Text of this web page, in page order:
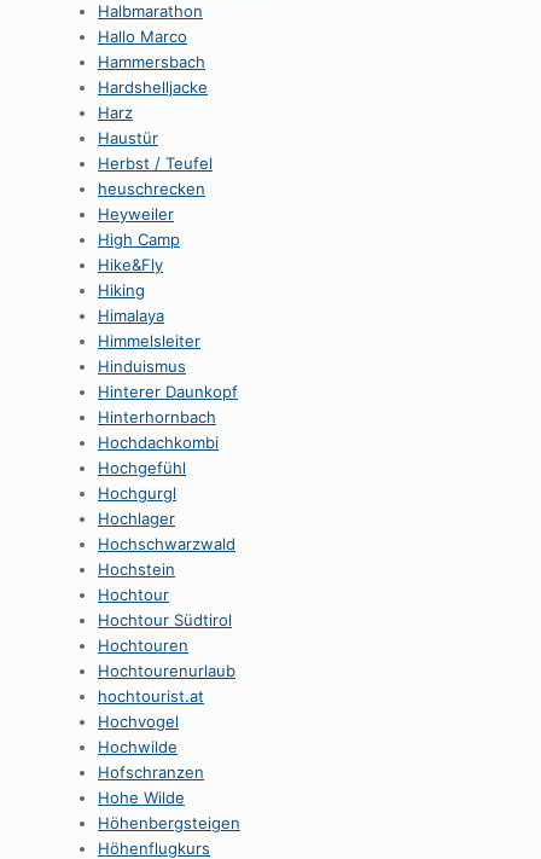
Halbmarathon
Hallo Marco
Hammersbach
Hardshelljacke
Harz
Haustür
Herbst / Teufel
heuschrecken
Heyweiler
High Camp
Hike&Fly
Hiking
Himalaya
Himmelsleiter
Hinduismus
Hinterer Daunkopf
Hinterhornbach
Hochdachkombi
Hochgefühl
Hochgurgl
Hochlager
Hochschwarzwald
Hochstein
Hochtour
Hochtour Südtirol
Hochtouren
Hochtourenurlaub
hochtourist.at
Hochvogel
Hochwilde
Hofschranzen
Hohe Wilde
Höhenbergsteigen
Höhenflugkurs